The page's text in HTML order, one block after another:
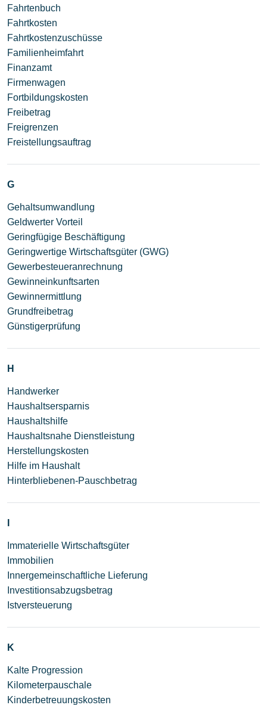
Fahrtenbuch
Fahrtkosten
Fahrtkostenzuschüsse
Familienheimfahrt
Finanzamt
Firmenwagen
Fortbildungskosten
Freibetrag
Freigrenzen
Freistellungsauftrag
G
Gehaltsumwandlung
Geldwerter Vorteil
Geringfügige Beschäftigung
Geringwertige Wirtschaftsgüter (GWG)
Gewerbesteueranrechnung
Gewinneinkunftsarten
Gewinnermittlung
Grundfreibetrag
Günstigerprüfung
H
Handwerker
Haushaltsersparnis
Haushaltshilfe
Haushaltsnahe Dienstleistung
Herstellungskosten
Hilfe im Haushalt
Hinterbliebenen-Pauschbetrag
Immaterielle Wirtschaftsgüter
Immobilien
Innergemeinschaftliche Lieferung
Investitionsabzugsbetrag
Istversteuerung
K
Kalte Progression
Kilometerpauschale
Kinderbetreuungskosten